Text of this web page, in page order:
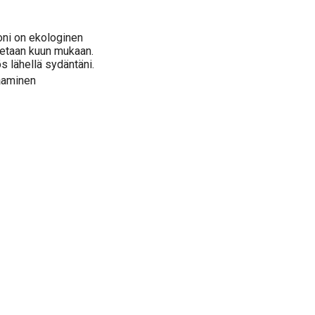
on ekologinen
kuun mukaan.
lähellä sydäntäni.